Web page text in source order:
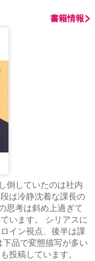
書籍情報
倒していたのは社内
は冷静沈着な課長の
思考は斜め上過ぎて
います。 シリアスに
イン視点、後半は課
品で変態描写が多い
投稿しています。